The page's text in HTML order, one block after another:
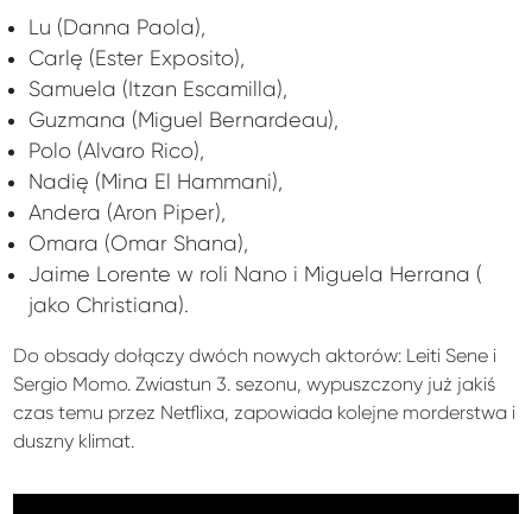
Lu (Danna Paola),
Carlę (Ester Exposito),
Samuela (Itzan Escamilla),
Guzmana (Miguel Bernardeau),
Polo (Alvaro Rico),
Nadię (Mina El Hammani),
Andera (Aron Piper),
Omara (Omar Shana),
Jaime Lorente w roli Nano i Miguela Herrana (
jako Christiana).
Do obsady dołączy dwóch nowych aktorów: Leiti Sene i
Sergio Momo. Zwiastun 3. sezonu, wypuszczony już jakiś
czas temu przez Netflixa, zapowiada kolejne morderstwa i
duszny klimat.